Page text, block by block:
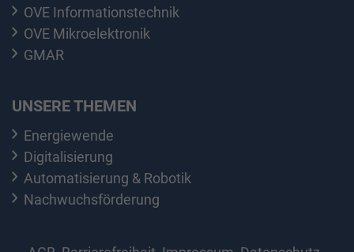
OVE Informationstechnik
OVE Mikroelektronik
GMAR
UNSERE THEMEN
Energiewende
Digitalisierung
Automatisierung & Robotik
Nachwuchsförderung